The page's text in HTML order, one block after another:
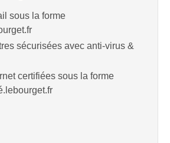
sous la forme
sécurisées avec anti-virus &
certifiées sous la forme